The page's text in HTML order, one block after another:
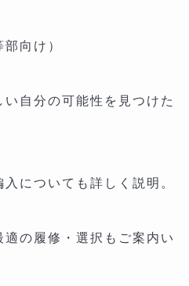
向け）
自分の可能性を見つけた
についても詳しく説明。
の履修・選択もご案内い